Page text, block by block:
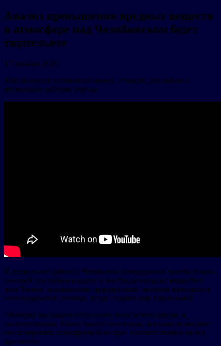
Анализ превышения вредных веществ
в атмосфере над Челябинском будет
тщательнее
17 декабря 2020
Минэкологии установило новые станции для забора в
нескольких районах города
В нескольких районах Челябинска оборудовали восемь новых
станций для забора воздуха и контроля вредных веществ в
нем. Теперь за выбросами предприятий, которые находятся в
южноуральской столице, будут следить еще тщательней.
«Наверху мы видим установлен блок метеостанции и,
соответственно, блоки газоанализаторов, которые позволяют
анализировать атмосферный воздух, соответственно на ряд
примесей».